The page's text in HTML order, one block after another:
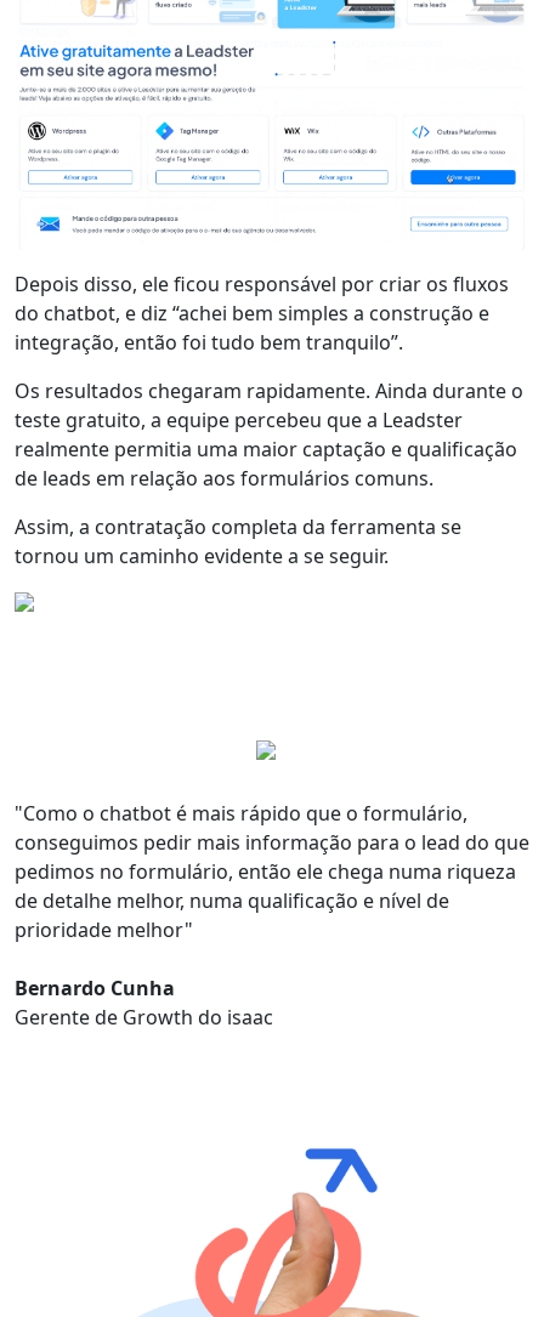
Depois disso, ele ficou responsável por criar os fluxos
do chatbot, e diz “achei bem simples a construção e
integração, então foi tudo bem tranquilo”.
Os resultados chegaram rapidamente. Ainda durante o
teste gratuito, a equipe percebeu que a Leadster
realmente permitia uma maior captação e qualificação
de leads em relação aos formulários comuns.
Assim, a contratação completa da ferramenta se
tornou um caminho evidente a se seguir.
"Como o chatbot é mais rápido que o formulário,
conseguimos pedir mais informação para o lead do que
pedimos no formulário, então ele chega numa riqueza
de detalhe melhor, numa qualificação e nível de
prioridade melhor"
Bernardo Cunha
Gerente de Growth do isaac